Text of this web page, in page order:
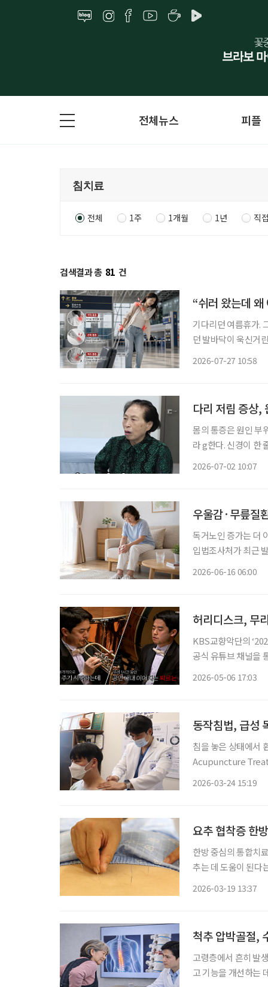
전체뉴스 피플
전체 1주 1개월 1년 직
검색결과 총 81 건
“쉬러 왔는데 왜
기다리던 여름휴가.
던 발바닥이 욱신거
2026-07-27 10:58
다리 저림 증상,
몸의 통증은 원인 부
라 g한다. 신경이 한
2026-07-02 10:07
우울감·무릎질
독거노인 증가는 더
입법조사처가 최근
2026-06-16 06:00
허리디스크, 무
KBS교향악단의
공식 유튜브 채널을
2026-05-06 17:03
동작침법, 급성
침을 놓은 상태에서
Acupuncture
2026-03-24 15:19
요추 협착증 한
한방 중심의 통합치
추는 데 도움이 된다는 연구 결과가 나왔다.
2026-03-19 13:37
척추 압박골절,
고령층에서 흔히 발
고 기능을 개선하는 데 도움이